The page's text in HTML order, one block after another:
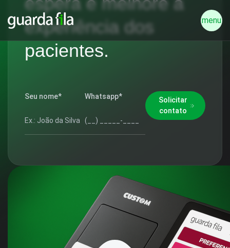
menu
experiência dos
pacientes.
Seu nome* Whatsapp*
Solicitar
contato